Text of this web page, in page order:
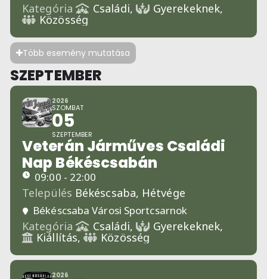
Kategória Családi, Gyerekeknek,
Közösség
Több esemény mutatása
SZEPTEMBER
2026
SZOMBAT
05
SZEPTEMBER
Veterán Járműves Családi
Nap Békéscsabán
09:00 - 22:00
Település Békéscsaba, Hétvége
Békéscsaba Városi Sportcsarnok
Kategória Családi, Gyerekeknek,
Kiállítás, Közösség
2026